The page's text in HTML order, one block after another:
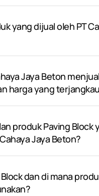
yang dijual oleh PT
Jaya Beton menjual
harga yang
produk Paving Block
Jaya Beton?
dan di mana